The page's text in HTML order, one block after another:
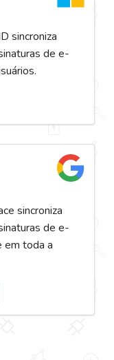
sincroniza
de e-
sincroniza
de e-
em toda a